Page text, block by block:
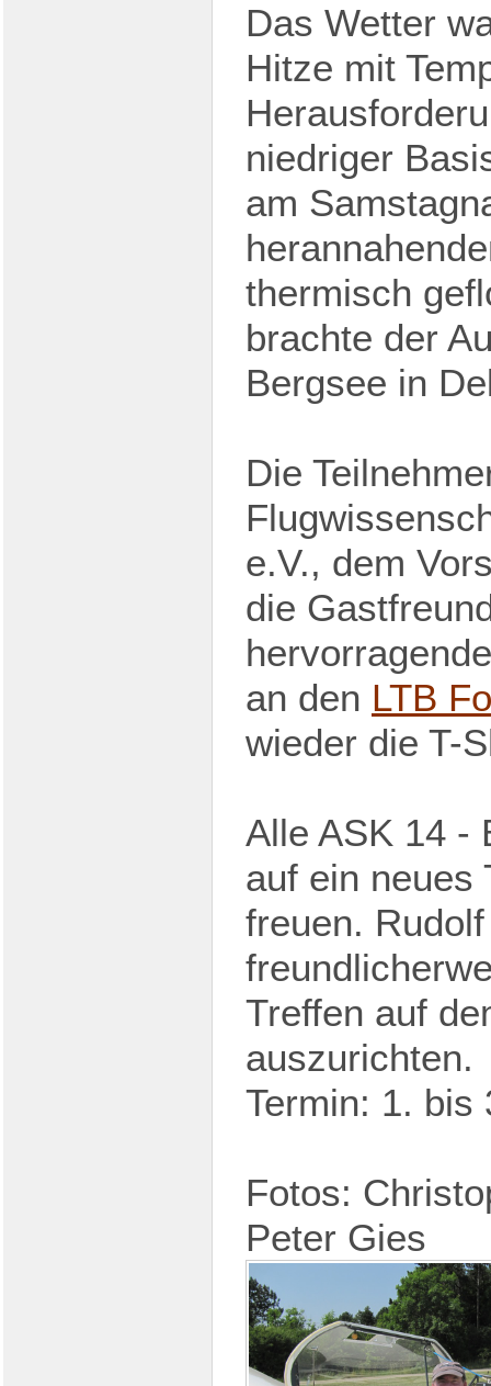
Das Wetter
Hitze mit
niedriger
am
thermisch
brachte der
Bergsee in
Die
e.V., dem
die
an den LTB
wieder die T-
Alle ASK 14 -
auf ein neues
freuen.
Treffen auf
auszurichten.
Termin: 1. bis
Fotos:
Peter Gies